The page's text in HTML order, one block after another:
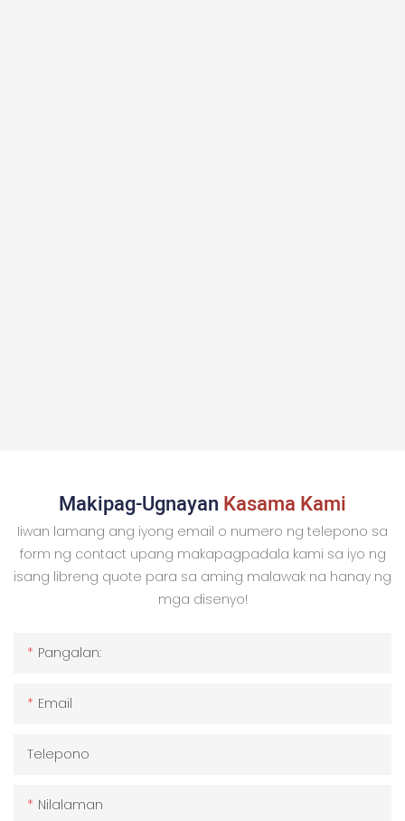
Makipag-Ugnayan Kasama Kami
Iiwan lamang ang iyong email o numero ng telepono sa
form ng contact upang makapagpadala kami sa iyo ng
isang libreng quote para sa aming malawak na hanay ng
mga disenyo!
Pangalan:
Email
Telepono
Nilalaman